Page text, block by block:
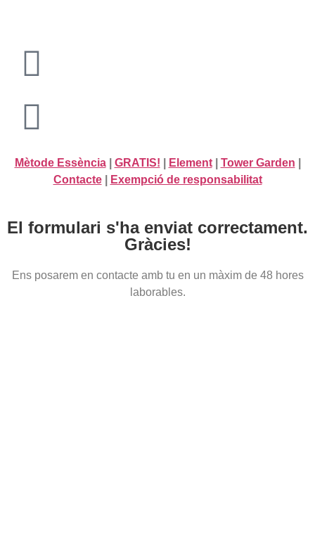
Mètode Essència| GRATIS! Element| Tower Garden
Contacte
Exempció de responsabilitat
El formulari s'ha enviat correctament.
Gràcies!
Ens posarem en contacte amb tu en un màxim de 48 hores
laborables.